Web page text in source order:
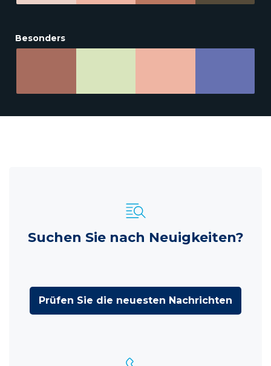
Besonders
Suchen Sie nach Neuigkeiten?
Prüfen Sie die neuesten Nachrichten